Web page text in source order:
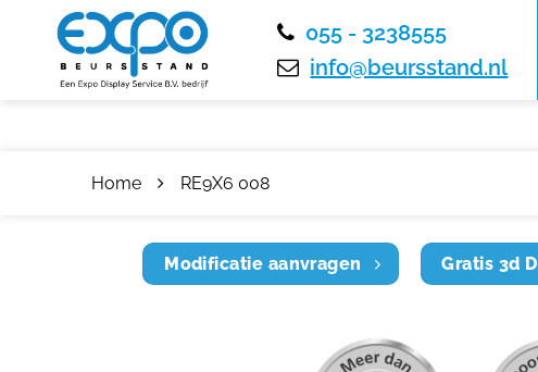
055 - 3238555
info@beursstand.nl
Home RE9X6 008
Modificatie aanvragen Gratis 3d